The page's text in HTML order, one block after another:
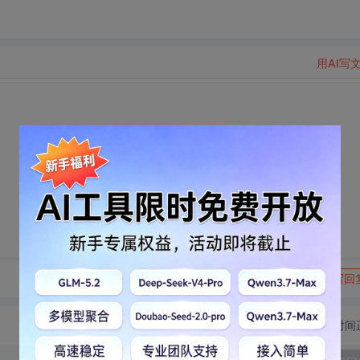
转发到动态 举报 写回
用AI写
切换为时间